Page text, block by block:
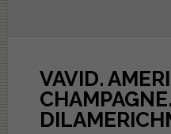
VAVID.